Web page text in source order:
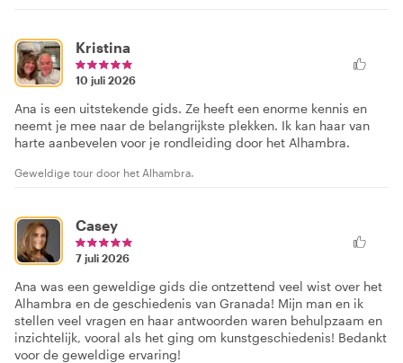
Kristina
10 juli 2026
Ana is een uitstekende gids. Ze heeft een enorme kennis en
neemt je mee naar de belangrijkste plekken. Ik kan haar van
harte aanbevelen voor je rondleiding door het Alhambra.
Geweldige tour door het Alhambra.
Casey
7 juli 2026
Ana was een geweldige gids die ontzettend veel wist over het
Alhambra en de geschiedenis van Granada! Mijn man en ik
stellen veel vragen en haar antwoorden waren behulpzaam en
inzichtelijk, vooral als het ging om kunstgeschiedenis! Bedankt
voor de geweldige ervaring!